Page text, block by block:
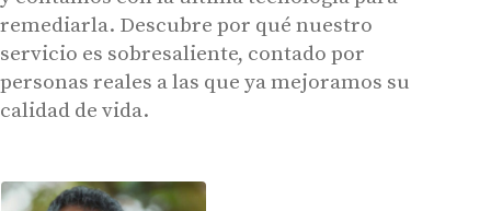
remediarla. Descubre por qué nuestro
servicio es sobresaliente, contado por
personas reales a las que ya mejoramos su
calidad de vida.